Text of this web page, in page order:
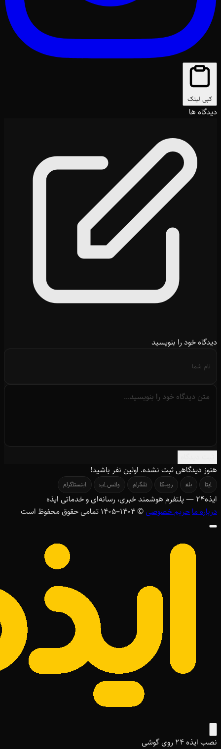
کپی لینک
دیدگاه ها
دیدگاه خود را بنویسید
هنوز دیدگاهی ثبت نشده. اولین نفر باشید!
ایتا بله روبیکا تلگرام واتس اپ اینستاگرام
ایذه۲۴ — پلتفرم هوشمند خبری، رسانه‌ای و خدماتی ایذه
درباره ماحریم خصوصی© ۱۴۰۴–1405 تمامی حقوق محفوظ است
نصب ایذه ۲۴ روی گوشی